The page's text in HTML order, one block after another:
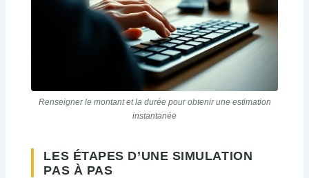
Renseigner le montant et la durée pour obtenir une estimation
instantanée
LES ÉTAPES D’UNE SIMULATION
PAS À PAS